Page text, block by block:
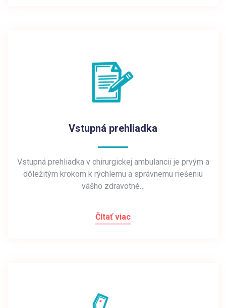
Vstupná prehliadka
Vstupná prehliadka v chirurgickej ambulancii je prvým a
dôležitým krokom k rýchlemu a správnemu riešeniu
vášho zdravotné…
Čítať viac